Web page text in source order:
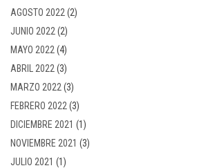
AGOSTO 2022 (2)
JUNIO 2022 (2)
MAYO 2022 (4)
ABRIL 2022 (3)
MARZO 2022 (3)
FEBRERO 2022 (3)
DICIEMBRE 2021 (1)
NOVIEMBRE 2021 (3)
JULIO 2021 (1)